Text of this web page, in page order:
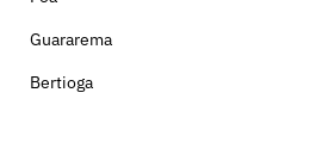
Guararema
Bertioga